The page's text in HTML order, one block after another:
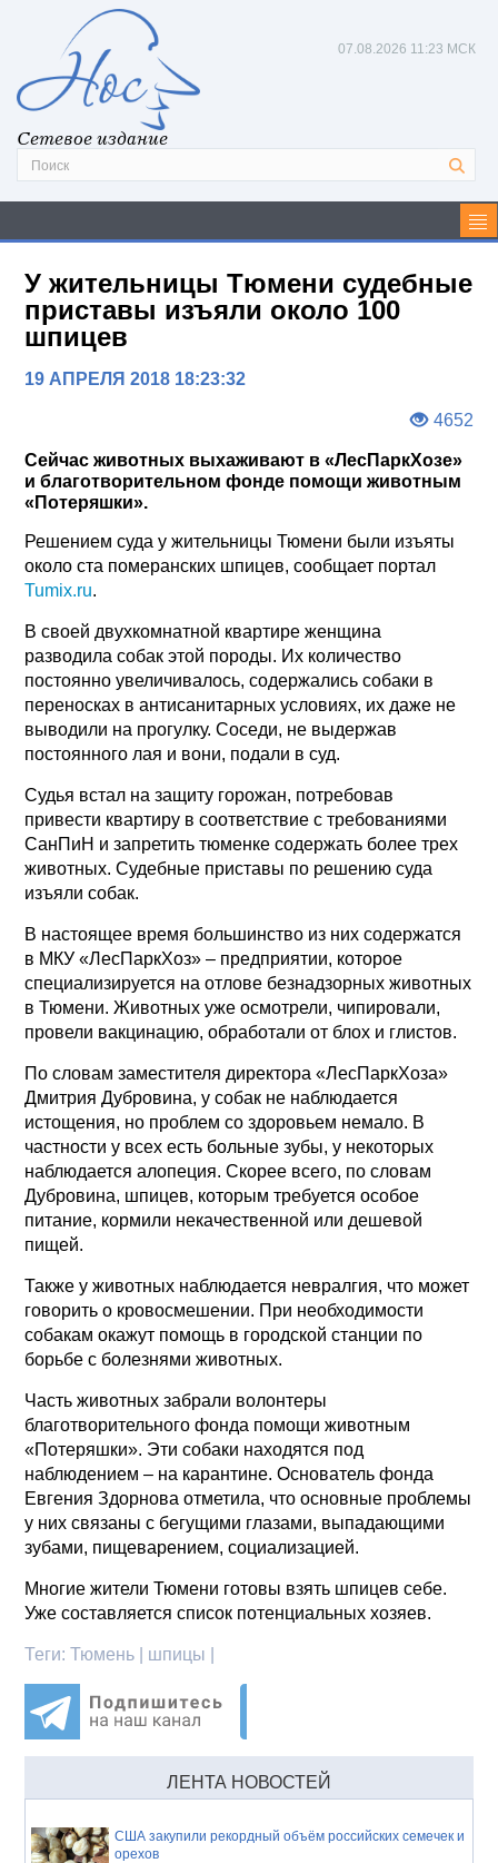
Сетевое издание
07.08.2026 11:23 МСК
У жительницы Тюмени судебные
приставы изъяли около 100
шпицев
19 АПРЕЛЯ 2018 18:23:32
4652
Сейчас животных выхаживают в «ЛесПаркХозе»
и благотворительном фонде помощи животным
«Потеряшки».
Решением суда у жительницы Тюмени были изъяты
около ста померанских шпицев, сообщает портал
Tumix.ru.
В своей двухкомнатной квартире женщина
разводила собак этой породы. Их количество
постоянно увеличивалось, содержались собаки в
переносках в антисанитарных условиях, их даже не
выводили на прогулку. Соседи, не выдержав
постоянного лая и вони, подали в суд.
Судья встал на защиту горожан, потребовав
привести квартиру в соответствие с требованиями
СанПиН и запретить тюменке содержать более трех
животных. Судебные приставы по решению суда
изъяли собак.
В настоящее время большинство из них содержатся
в МКУ «ЛесПаркХоз» – предприятии, которое
специализируется на отлове безнадзорных животных
в Тюмени. Животных уже осмотрели, чипировали,
провели вакцинацию, обработали от блох и глистов.
По словам заместителя директора «ЛесПаркХоза»
Дмитрия Дубровина, у собак не наблюдается
истощения, но проблем со здоровьем немало. В
частности у всех есть больные зубы, у некоторых
наблюдается алопеция. Скорее всего, по словам
Дубровина, шпицев, которым требуется особое
питание, кормили некачественной или дешевой
пищей.
Также у животных наблюдается невралгия, что может
говорить о кровосмешении. При необходимости
собакам окажут помощь в городской станции по
борьбе с болезнями животных.
Часть животных забрали волонтеры
благотворительного фонда помощи животным
«Потеряшки». Эти собаки находятся под
наблюдением – на карантине. Основатель фонда
Евгения Здорнова отметила, что основные проблемы
у них связаны с бегущими глазами, выпадающими
зубами, пищеварением, социализацией.
Многие жители Тюмени готовы взять шпицев себе.
Уже составляется список потенциальных хозяев.
Теги:Тюмень | шпицы |
ЛЕНТА НОВОСТЕЙ
США закупили рекордный объём российских семечек и
орехов